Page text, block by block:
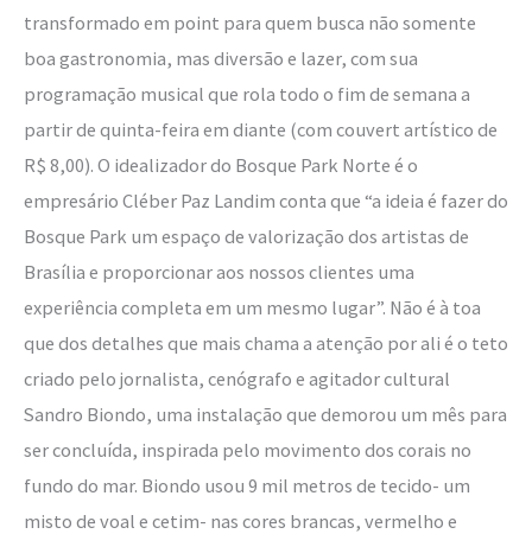
transformado em point para quem busca não somente
boa gastronomia, mas diversão e lazer, com sua
programação musical que rola todo o fim de semana a
partir de quinta-feira em diante (com couvert artístico de
R$ 8,00). O idealizador do Bosque Park Norte é o
empresário Cléber Paz Landim conta que “a ideia é fazer do
Bosque Park um espaço de valorização dos artistas de
Brasília e proporcionar aos nossos clientes uma
experiência completa em um mesmo lugar”. Não é à toa
que dos detalhes que mais chama a atenção por ali é o teto
criado pelo jornalista, cenógrafo e agitador cultural
Sandro Biondo, uma instalação que demorou um mês para
ser concluída, inspirada pelo movimento dos corais no
fundo do mar. Biondo usou 9 mil metros de tecido- um
misto de voal e cetim- nas cores brancas, vermelho e